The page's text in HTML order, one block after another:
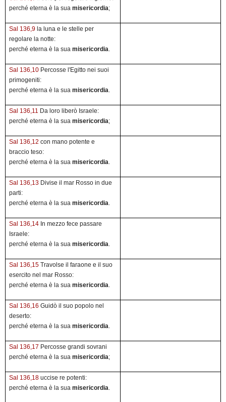
perché eterna è la sua misericordia;
Sal 136,9 la luna e le stelle per
regolare la notte:
perché eterna è la sua misericordia.
Sal 136,10 Percosse l'Egitto nei suoi
primogeniti:
perché eterna è la sua misericordia.
Sal 136,11 Da loro liberò Israele:
perché eterna è la sua misericordia;
Sal 136,12 con mano potente e
braccio teso:
perché eterna è la sua misericordia.
Sal 136,13 Divise il mar Rosso in due
parti:
perché eterna è la sua misericordia.
Sal 136,14 In mezzo fece passare
Israele:
perché eterna è la sua misericordia.
Sal 136,15 Travolse il faraone e il suo
esercito nel mar Rosso:
perché eterna è la sua misericordia.
Sal 136,16 Guidò il suo popolo nel
deserto:
perché eterna è la sua misericordia.
Sal 136,17 Percosse grandi sovrani
perché eterna è la sua misericordia;
Sal 136,18 uccise re potenti:
perché eterna è la sua misericordia.